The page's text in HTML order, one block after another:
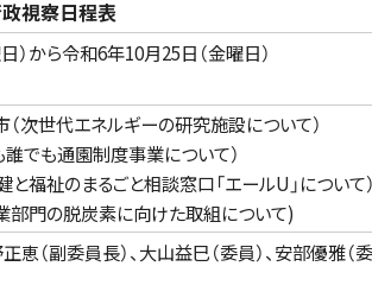
視察日程表
）から令和6年10月25日（金曜日）
次世代エネルギーの研究施設について）
でも通園制度事業について）
福祉のまるごと相談窓口「エールU」について）
門の脱炭素に向けた取組について)
（副委員長）、大山益巳（委員）、安部優雅（